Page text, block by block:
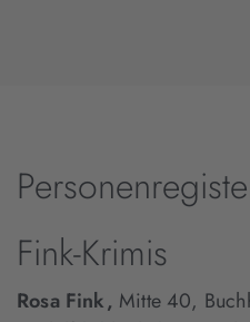
Fink-Krimis
Rosa Fink, Mitte 40,